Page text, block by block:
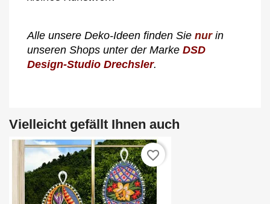
Alle unsere Deko-Ideen finden Sie nurin
unseren Shops unter der Marke DSD
Design-Studio Drechsler.
Vielleicht gefällt Ihnen auch
favorite_border